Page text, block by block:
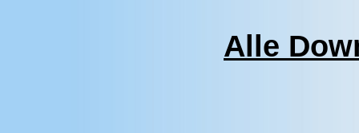
Alle